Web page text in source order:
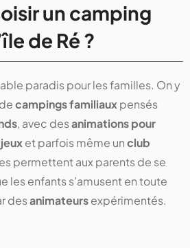
un camping
de Ré ?
paradis pour les familles. On y
campings familiauxpensés
, avec desanimations pour
et parfois même unclub
permettent aux parents de se
les enfants s’amusent en toute
desanimateursexpérimentés.